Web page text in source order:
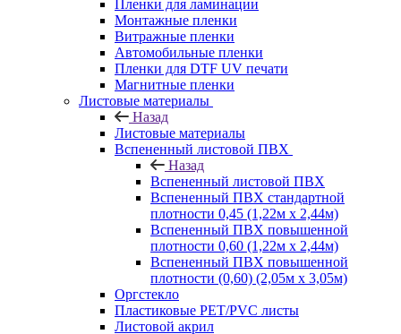
Пленки для ламинации
Монтажные пленки
Витражные пленки
Автомобильные пленки
Пленки для DTF UV печати
Магнитные пленки
Листовые материалы
Назад
Листовые материалы
Вспененный листовой ПВХ
Назад
Вспененный листовой ПВХ
Вспененный ПВХ стандартной
плотности 0,45 (1,22м х 2,44м)
Вспененный ПВХ повышенной
плотности 0,60 (1,22м х 2,44м)
Вспененный ПВХ повышенной
плотности (0,60) (2,05м х 3,05м)
Оргстекло
Пластиковые PET/PVC листы
Листовой акрил